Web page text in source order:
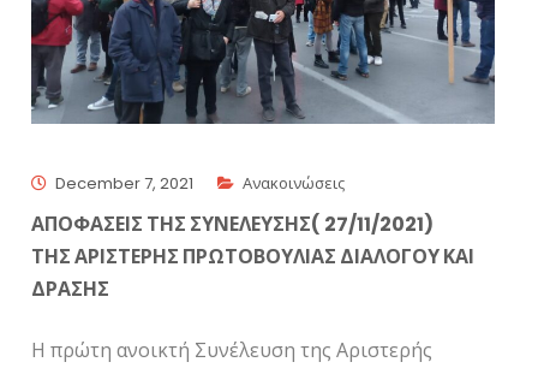
December 7, 2021 Ανακοινώσεις
ΑΠΟΦΑΣΕΙΣ ΤΗΣ ΣΥΝΕΛΕΥΣΗΣ( 27/11/2021)
ΤΗΣ ΑΡΙΣΤΕΡΗΣ ΠΡΩΤΟΒΟΥΛΙΑΣ ΔΙΑΛΟΓΟΥ ΚΑΙ
ΔΡΑΣΗΣ
Η πρώτη ανοικτή Συνέλευση της Αριστερής